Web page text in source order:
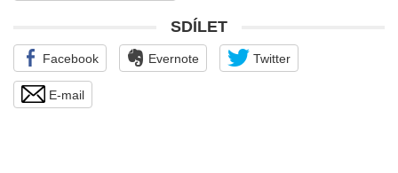
SDÍLET
Facebook Evernote Twitter
E-mail